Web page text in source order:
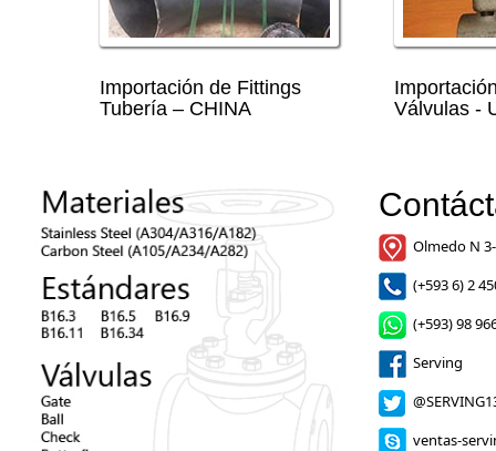
Importación de Fittings
Tubería – CHINA
Válvulas -
Olmedo N
(+593 6) 2
(+593) 98
Serving
ventas-